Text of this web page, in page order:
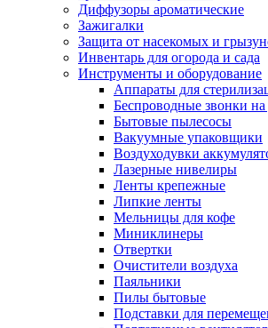
Диффузоры ароматические
Зажигалки
Защита от насекомых и
Инвентарь для огорода и сада
Инструменты и оборудование
Аппараты для
Беспроводные звонки на
Бытовые пылесосы
Вакуумные упаковщики
Воздуходувки
Лазерные нивелиры
Ленты крепежные
Липкие ленты
Мельницы для кофе
Миниклинеры
Отвертки
Очистители воздуха
Паяльники
Пилы бытовые
Подставки для